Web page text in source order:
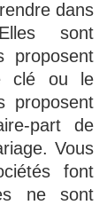
dans
sont
proposent
clé ou le
proposent
part de
Vous
font
ne sont